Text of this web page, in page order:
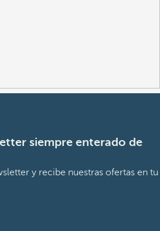
siempre enterado de
y recibe nuestras ofertas en tu